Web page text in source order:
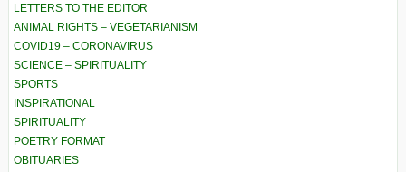
LETTERS TO THE EDITOR
ANIMAL RIGHTS – VEGETARIANISM
COVID19 – CORONAVIRUS
SCIENCE – SPIRITUALITY
SPORTS
INSPIRATIONAL
SPIRITUALITY
POETRY FORMAT
OBITUARIES